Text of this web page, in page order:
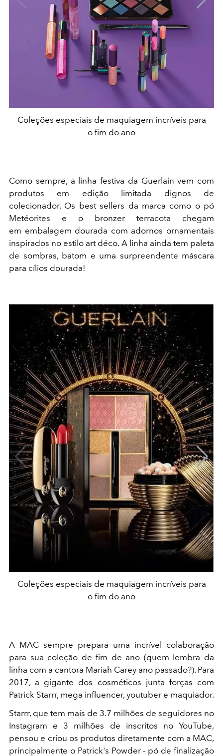
Coleções especiais de maquiagem incríveis para
o fim do ano
Como sempre, a linha festiva da Guerlain vem com
produtos em edição limitada dignos de
colecionador. Os best sellers da marca como o pó
Metéorites e o bronzer terracota chegam
em embalagem dourada com adornos ornamentais
inspirados no estilo art déco. A linha ainda tem paleta
de sombras, batom e uma surpreendente máscara
para cílios dourada!
Coleções especiais de maquiagem incríveis para
o fim do ano
A MAC sempre prepara uma incrível colaboração
para sua coleção de fim de ano (quem lembra da
linha com a cantora Mariah Carey ano passado?). Para
2017, a gigante dos cosméticos junta forças com
Patrick Starrr, mega influencer, youtuber e maquiador.
Starrr, que tem mais de 3.7 milhões de seguidores no
Instagram e 3 milhões de inscritos no YouTube,
pensou e criou os produtos diretamente com a MAC,
principalmente o Patrick's Powder - pó de finalização